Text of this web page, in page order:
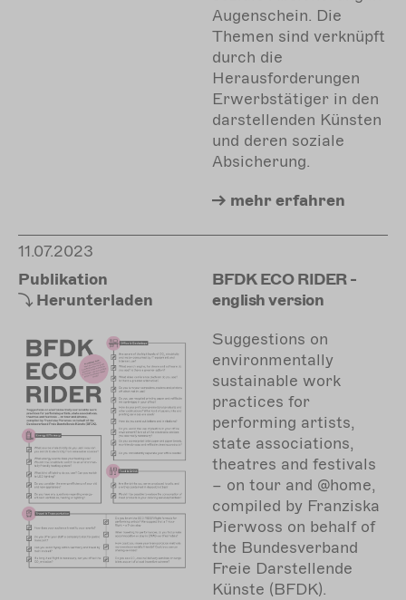
Augenschein. Die
Themen sind verknüpft
durch die
Herausforderungen
Erwerbstätiger in den
darstellenden Künsten
und deren soziale
Absicherung.
mehr erfahren
11.07.2023
Publikation
Herunterladen
BFDK ECO RIDER -
english version
Suggestions on
environmentally
sustainable work
practices for
performing artists,
state associations,
theatres and festivals
– on tour and @home,
compiled by Franziska
Pierwoss on behalf of
the Bundesverband
Freie Darstellende
Künste (BFDK).